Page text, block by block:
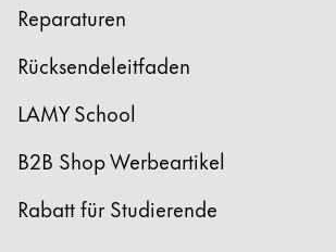
Reparaturen
Rücksendeleitfaden
LAMY School
B2B Shop Werbeartikel
Rabatt für Studierende